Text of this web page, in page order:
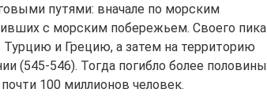
путями: вначале по морским
с морским побережьем. Своего пика
Турцию и Грецию, а затем на территорию
(545-546). Тогда погибло более половины
100 миллионов человек.